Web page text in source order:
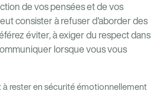
de vos pensées et de vos
consister à refuser d'aborder des
éviter, à exiger du respect dans
lorsque vous vous
à rester en sécurité émotionnellement